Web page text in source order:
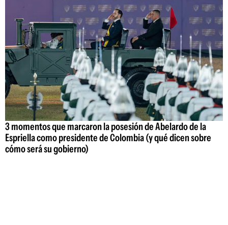
3 momentos que marcaron la posesión de Abelardo de la
Espriella como presidente de Colombia (y qué dicen sobre
cómo será su gobierno)